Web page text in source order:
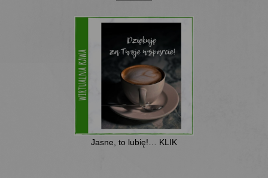
Jasne, to lubię!… KLIK